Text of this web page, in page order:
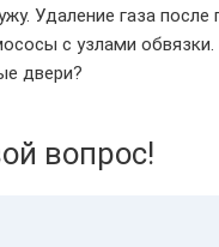
Удаление газа после
с узлами обвязки.
двери?
вопрос!